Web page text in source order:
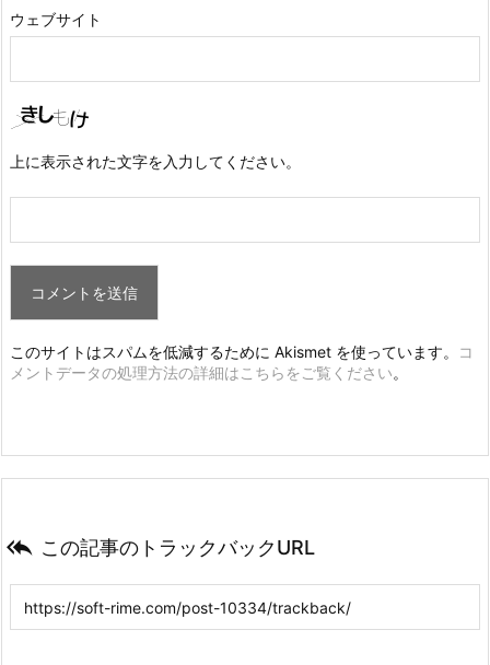
ウェブサイト
上に表示された文字を入力してください。
このサイトはスパムを低減するために Akismet を使っています。
コ
メントデータの処理方法の詳細はこちらをご覧ください。
 この記事のトラックバックURL